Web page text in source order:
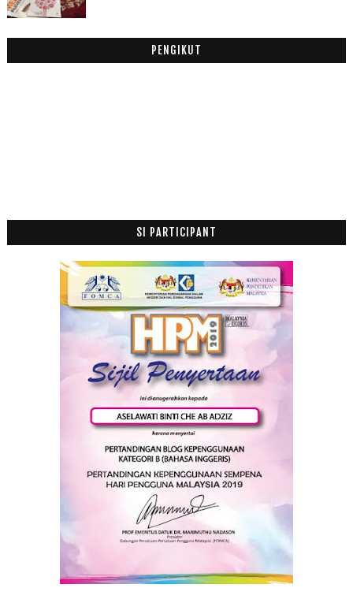
Special Gift From "Kisah Hati"
►Jun(20)
PENGIKUT
SI PARTICIPANT